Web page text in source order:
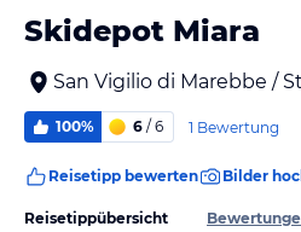
Skidepot Miara
San Vigilio di Marebbe /
100% 6 / 6 1 Bewertung
Reisetipp bewerten Bilder
Reisetippübersicht